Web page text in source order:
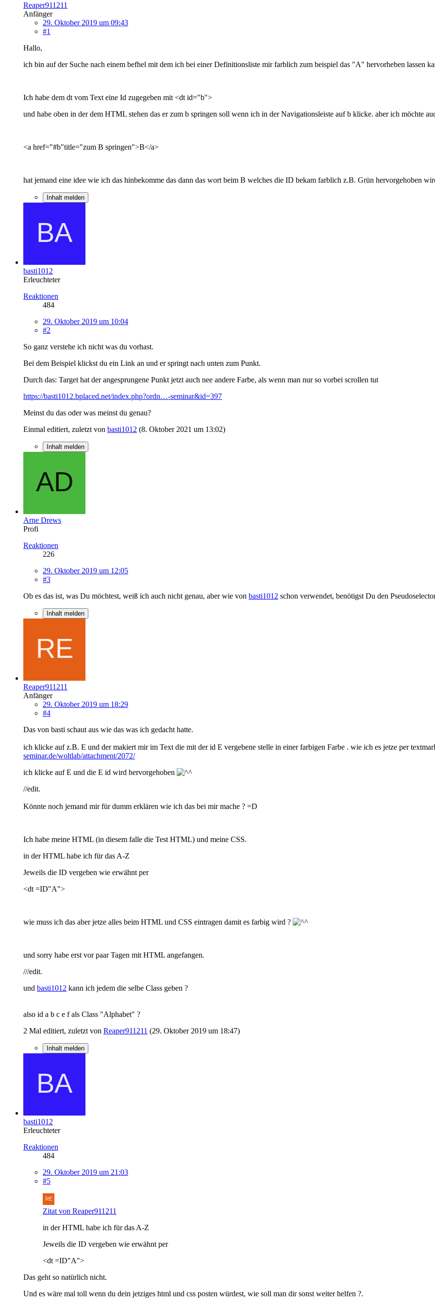
Reaper911211
Anfänger
29. Oktober 2019 um 09:43
#1
Hallo,
ich bin auf der Suche nach einem befhel mit dem ich bei einer Definitionsliste mir farblich zum beispiel das "A" hervorheben lassen
Ich habe dem dt vom Text eine Id zugegeben mit <dt id="b">
und habe oben in der dem HTML stehen das er zum b springen soll wenn ich in der Navigationsleiste auf b klicke. aber ich möchte
<a href="#b"title="zum B springen">B</a>
hat jemand eine idee wie ich das hinbekomme das dann das wort beim B welches die ID bekam farblich z.B. Grün hervorgehoben
Inhalt melden
basti1012
Erleuchteter
Reaktionen
484
29. Oktober 2019 um 10:04
#2
So ganz verstehe ich nicht was du vorhast.
Bei dem Beispiel klickst du ein Link an und er springt nach unten zum Punkt.
Durch das: Target hat der angesprungene Punkt jetzt auch nee andere Farbe, als wenn man nur so vorbei scrollen tut
https://basti1012.bplaced.net/index.php?ordn…-seminar&id=397
Meinst du das oder was meinst du genau?
Einmal editiert, zuletzt von basti1012 (8. Oktober 2021 um 13:02)
Inhalt melden
Arne Drews
Profi
Reaktionen
226
29. Oktober 2019 um 12:05
#3
Ob es das ist, was Du möchtest, weiß ich auch nicht genau, aber wie von basti1012 schon verwendet, benötigst Du den
Inhalt melden
Reaper911211
Anfänger
29. Oktober 2019 um 18:29
#4
Das von basti schaut aus wie das was ich gedacht hatte.
ich klicke auf z.B. E und der makiert mir im Text die mit der id E vergebene stelle in einer farbigen Farbe . wie ich es jetze per
seminar.de/woltlab/attachment/2072/
ich klicke auf E und die E id wird hervorgehoben
//edit.
Könnte noch jemand mir für dumm erklären wie ich das bei mir mache ? =D
Ich habe meine HTML (in diesem falle die Test HTML) und meine CSS.
in der HTML habe ich für das A-Z
Jeweils die ID vergeben wie erwähnt per
<dt =ID"A">
wie muss ich das aber jetze alles beim HTML und CSS eintragen damit es farbig wird ?
und sorry habe erst vor paar Tagen mit HTML angefangen.
///edit.
und basti1012 kann ich jedem die selbe Class geben ?
also id a b c e f als Class "Alphabet" ?
2 Mal editiert, zuletzt von Reaper911211 (29. Oktober 2019 um 18:47)
Inhalt melden
basti1012
Erleuchteter
Reaktionen
484
29. Oktober 2019 um 21:03
#5
Zitat von Reaper911211
in der HTML habe ich für das A-Z
Jeweils die ID vergeben wie erwähnt per
<dt =ID"A">
Das geht so natürlich nicht.
Und es wäre mal toll wenn du dein jetziges html und css posten würdest, wie soll man dir sonst weiter helfen ?.